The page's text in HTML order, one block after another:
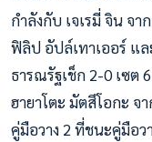
กำลังกับ เจเรมี่ จิน จา
ฟิลิป อัปล์เทาเออร์ แล
ธารณรัฐเช็ก 2-0 เซต
ฮายาโตะ มัตสึโอกะ จ
คู่มือวาง 2 ที่ชนะคู่มือว